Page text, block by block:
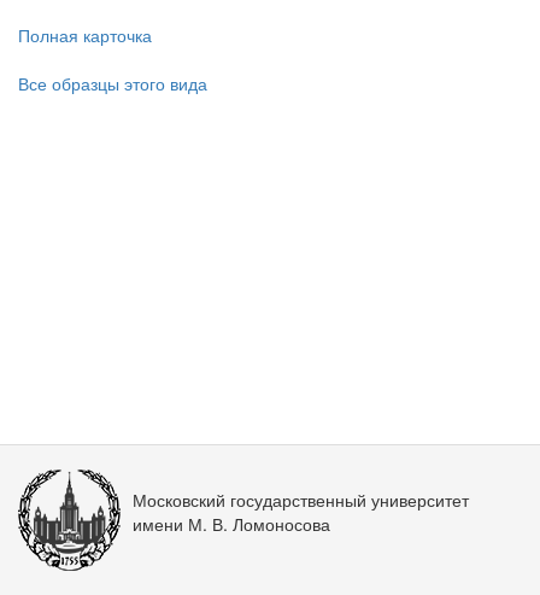
Полная карточка
Все образцы этого вида
Московский государственный университет
имени М. В. Ломоносова